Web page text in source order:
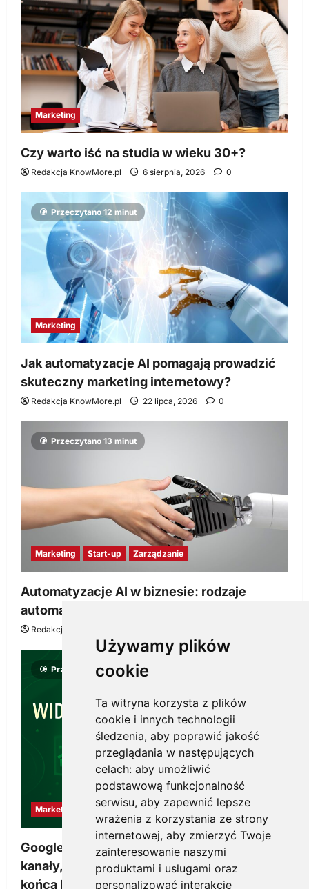
Używamy plików
cookie
Ta witryna korzysta z plików
cookie i innych technologii
śledzenia, aby poprawić jakość
przeglądania w następujących
celach: aby umożliwić
podstawową funkcjonalność
serwisu, aby zapewnić lepsze
wrażenia z korzystania ze strony
internetowej, aby zmierzyć Twoje
zainteresowanie naszymi
produktami i usługami oraz
personalizować interakcje
Marketing
Czy warto iść na studia w wieku 30+?
Redakcja KnowMore.pl 6 sierpnia, 2026 0
Przeczytano 12 minut
Marketing
Jak automatyzacje AI pomagają prowadzić
skuteczny marketing internetowy?
Redakcja KnowMore.pl 22 lipca, 2026 0
Przeczytano 13 minut
Marketing Start-up Zarządzanie
Automatyzacje AI w biznesie: rodzaje
automatyzacji i korzyści dla Twojej firmy
Redakcja KnowMore.pl
Przeczytano 8 minut
Marketing
Google Ads, SEO i analityka – jak połączyć
kanały, żeby reklama pracowała dłużej niż do
końca budżetu